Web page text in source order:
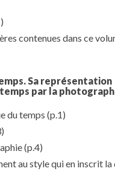
contenues dans ce
Sa représentation
par la
du temps (p.1)
(p.4)
au style qui en inscrit la